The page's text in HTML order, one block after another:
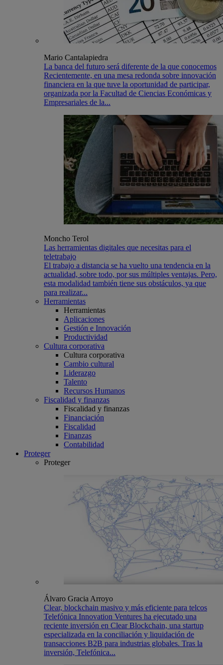
Mario Cantalapiedra
La banca del futuro será diferente de la que conocemos
Recientemente, en una mesa redonda sobre innovación
financiera en la que tuve la oportunidad de participar,
organizada por la Facultad de Ciencias Económicas y
Empresariales de la...
Moncho Terol
Las herramientas digitales que necesitas para el
teletrabajo
El trabajo a distancia se ha vuelto una tendencia en la
actualidad, sobre todo, por sus múltiples ventajas. Pero,
esta modalidad también tiene sus obstáculos, ya que
para realizar...
Herramientas
Herramientas
Aplicaciones
Gestión e Innovación
Productividad
Cultura corporativa
Cultura corporativa
Cambio cultural
Liderazgo
Talento
Recursos Humanos
Fiscalidad y finanzas
Fiscalidad y finanzas
Financiación
Fiscalidad
Finanzas
Contabilidad
Proteger
Proteger
Álvaro Gracia Arroyo
Clear, blockchain masivo y más eficiente para telcos
Telefónica Innovation Ventures ha ejecutado una
reciente inversión en Clear Blockchain, una startup
especializada en la conciliación y liquidación de
transacciones B2B para industrias globales. Tras la
inversión, Telefónica...